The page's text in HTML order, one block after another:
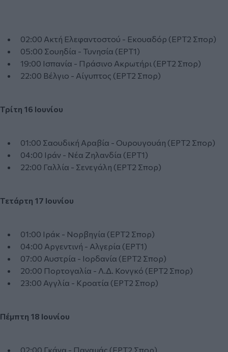
02:00 Ακτή Ελεφαντοστού - Εκουαδόρ (ΕΡΤ2 Σπορ)
05:00 Σουηδία - Τυνησία (ΕΡΤ1)
19:00 Ισπανία - Πράσινο Ακρωτήρι (ΕΡΤ2 Σπορ)
22:00 Βέλγιο - Αίγυπτος (ΕΡΤ2 Σπορ)
Τρίτη 16 Ιουνίου
01:00 Σαουδική Αραβία - Ουρουγουάη (ΕΡΤ2 Σπορ)
04:00 Ιράν - Νέα Ζηλανδία (ΕΡΤ1)
22:00 Γαλλία - Σενεγάλη (ΕΡΤ2 Σπορ)
Τετάρτη 17 Ιουνίου
01:00 Ιράκ - Νορβηγία (ΕΡΤ2 Σπορ)
04:00 Αργεντινή - Αλγερία (ΕΡΤ1)
07:00 Αυστρία - Ιορδανία (ΕΡΤ2 Σπορ)
20:00 Πορτογαλία - Λ.Δ. Κονγκό (ΕΡΤ2 Σπορ)
23:00 Αγγλία - Κροατία (ΕΡΤ2 Σπορ)
Πέμπτη 18 Ιουνίου
02:00 Γκάνα - Παναμάς (ΕΡΤ2 Σπορ)